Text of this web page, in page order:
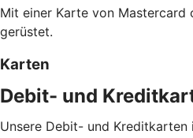
Mit einer Karte von Mastercard
gerüstet.
Karten
Debit- und
Unsere Debit- und Kreditkarten